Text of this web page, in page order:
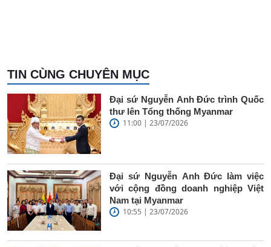
TIN CÙNG CHUYÊN MỤC
Đại sứ Nguyễn Anh Đức trình Quốc
thư lên Tổng thống Myanmar
11:00 | 23/07/2026
Đại sứ Nguyễn Anh Đức làm việc
với cộng đồng doanh nghiệp Việt
Nam tại Myanmar
10:55 | 23/07/2026